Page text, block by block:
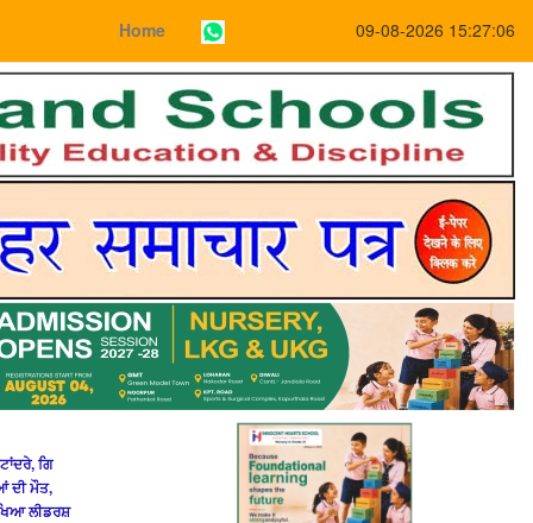
Home 09-08-2026 15:27:06
ਗਿ
ਦੀ ਮੌਤ,
ਲੀਡਰਸ਼